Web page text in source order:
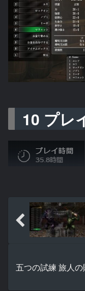
10 プレ
五つの試練 旅人